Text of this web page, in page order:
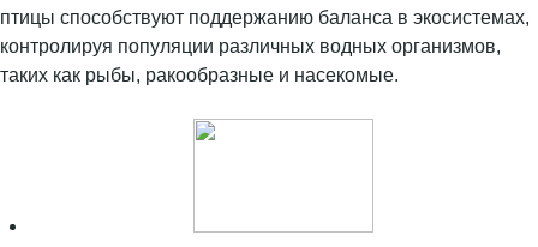
птицы способствуют поддержанию баланса в экосистемах,
контролируя популяции различных водных организмов,
таких как рыбы, ракообразные и насекомые.